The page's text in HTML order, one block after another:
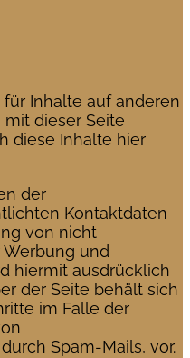
Inhalte auf anderen
dieser Seite
diese Inhalte hier
der
Kontaktdaten
von nicht
und
hiermit ausdrücklich
der Seite behält sich
im Falle der
Spam-Mails, vor.